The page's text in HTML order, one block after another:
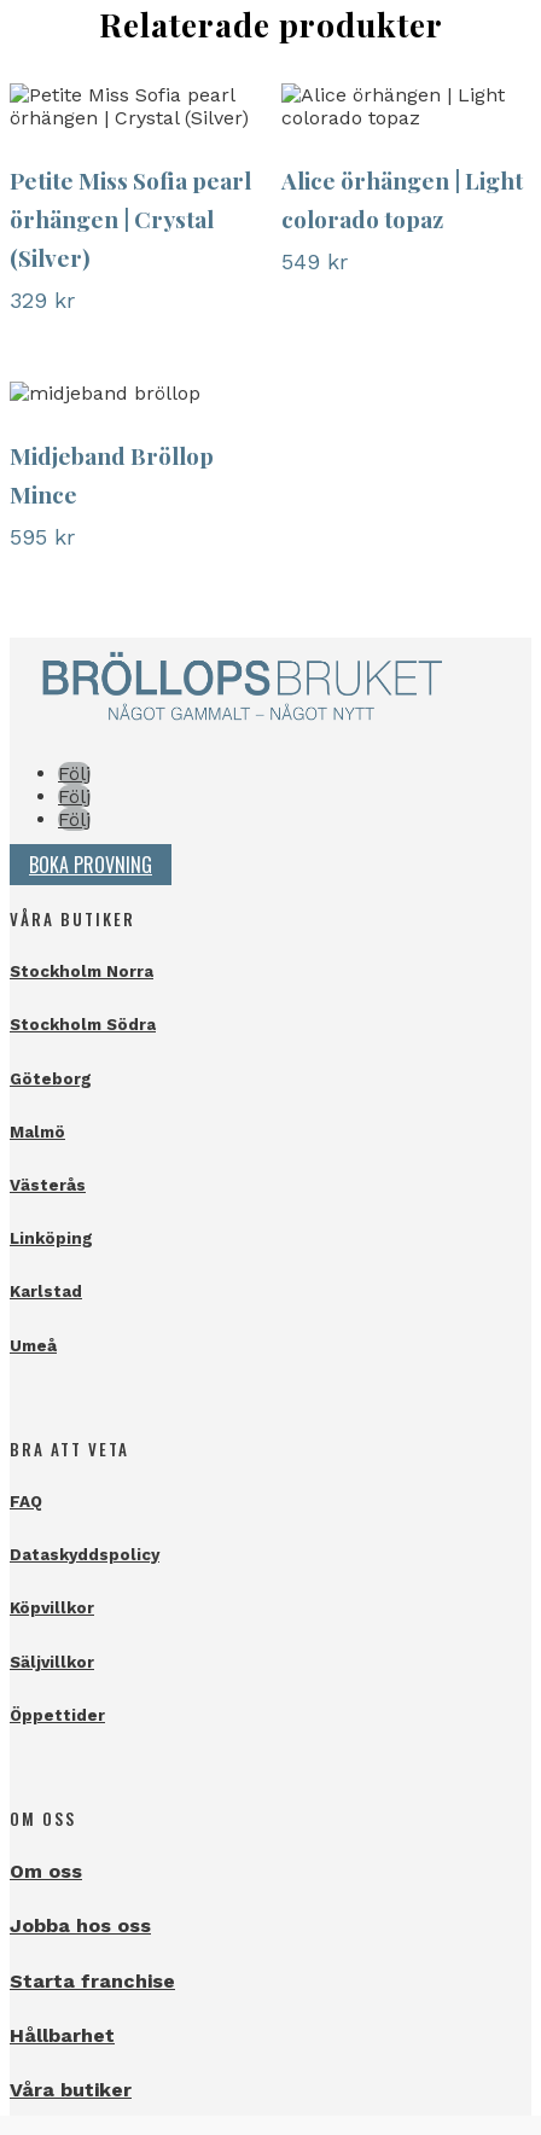
Relaterade produkter
Petite Miss Sofia pearl
örhängen | Crystal
(Silver)
329 kr
Alice örhängen | Light
colorado topaz
549 kr
Midjeband Bröllop
Mince
595 kr
Följ
Följ
Följ
BOKA PROVNING
VÅRA BUTIKER
Stockholm Norra
Stockholm Södra
Göteborg
Malmö
Västerås
Linköping
Karlstad
Umeå
BRA ATT VETA
FAQ
Dataskyddspolicy
Köpvillkor
Säljvillkor
Öppettider
OM OSS
Om oss
Jobba hos oss
Starta franchise
Hållbarhet
Våra butiker